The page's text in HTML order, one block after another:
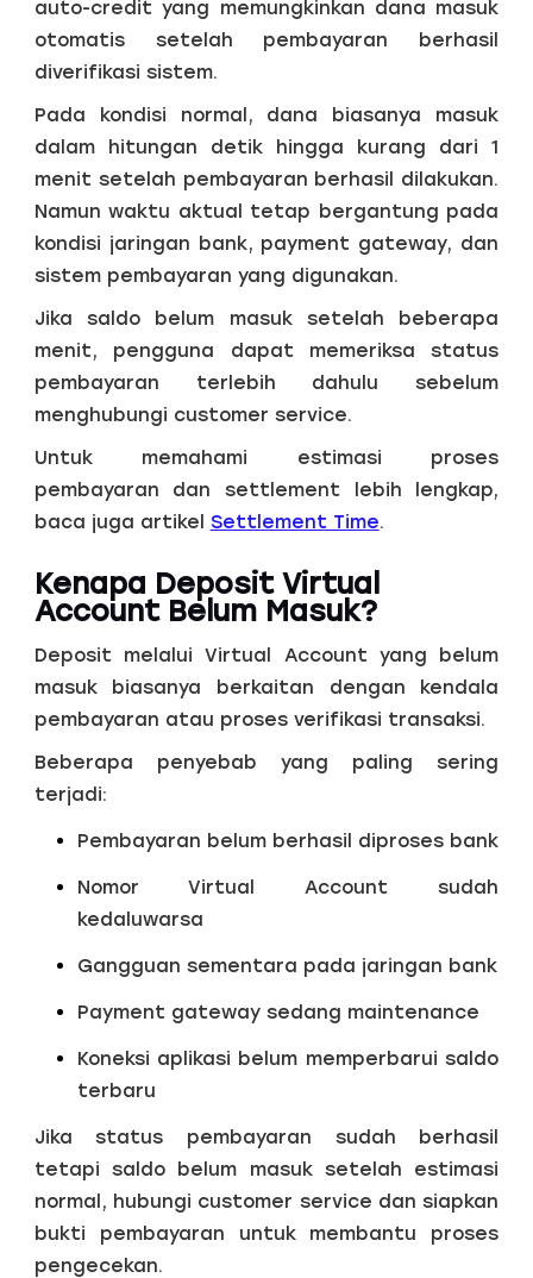
auto-credit yang memungkinkan dana masuk
otomatis setelah pembayaran berhasil
diverifikasi sistem.
Pada kondisi normal, dana biasanya masuk
dalam hitungan detik hingga kurang dari 1
menit setelah pembayaran berhasil dilakukan.
Namun waktu aktual tetap bergantung pada
kondisi jaringan bank, payment gateway, dan
sistem pembayaran yang digunakan.
Jika saldo belum masuk setelah beberapa
menit, pengguna dapat memeriksa status
pembayaran terlebih dahulu sebelum
menghubungi customer service.
Untuk memahami estimasi proses
pembayaran dan settlement lebih lengkap,
baca juga artikel Settlement Time.
Kenapa Deposit Virtual
Account Belum Masuk?
Deposit melalui Virtual Account yang belum
masuk biasanya berkaitan dengan kendala
pembayaran atau proses verifikasi transaksi.
Beberapa penyebab yang paling sering
terjadi:
Pembayaran belum berhasil diproses bank
Nomor Virtual Account sudah
kedaluwarsa
Gangguan sementara pada jaringan bank
Payment gateway sedang maintenance
Koneksi aplikasi belum memperbarui saldo
terbaru
Jika status pembayaran sudah berhasil
tetapi saldo belum masuk setelah estimasi
normal, hubungi customer service dan siapkan
bukti pembayaran untuk membantu proses
pengecekan.